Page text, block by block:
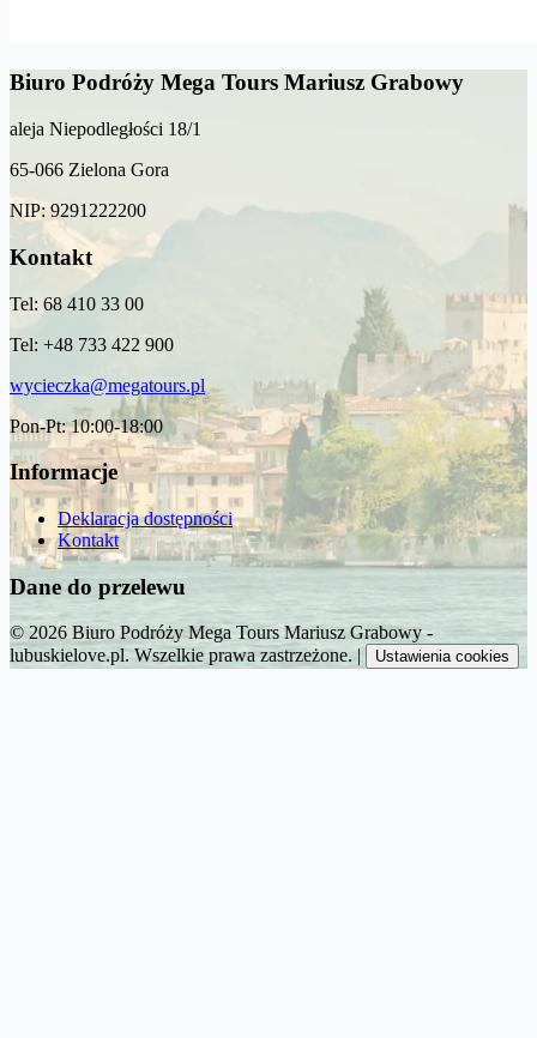
Biuro Podróży Mega Tours Mariusz Grabowy
aleja Niepodległości 18/1
65-066 Zielona Gora
NIP: 9291222200
Kontakt
Tel: 68 410 33 00
Tel: +48 733 422 900
wycieczka@megatours.pl
Pon-Pt: 10:00-18:00
Informacje
Deklaracja dostępności
Kontakt
Dane do przelewu
© 2026 Biuro Podróży Mega Tours Mariusz Grabowy -
lubuskielove.pl. Wszelkie prawa zastrzeżone. | Ustawienia cookies